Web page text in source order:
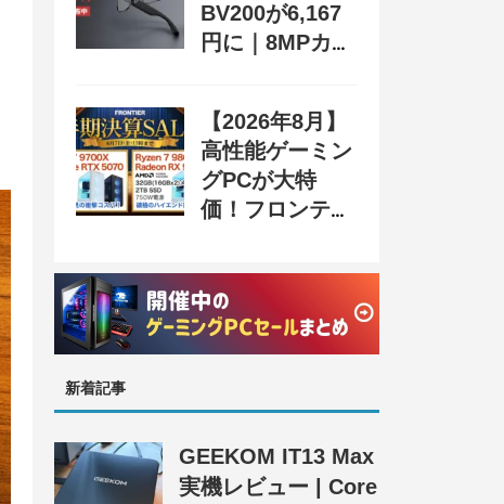
BV200が6,167
円に｜8MPカメ
ン配布中
【2026年8月】
高性能ゲーミン
グPCが大特
価！フロンティ
SALE』開催、
セール情報まと
め
新着記事
GEEKOM IT13 Max
実機レビュー | Core